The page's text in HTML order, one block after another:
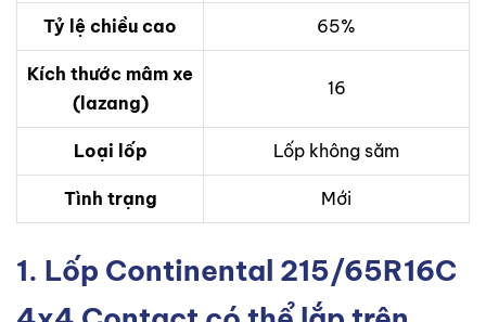
Tỷ lệ chiều cao 65%
Kích thước mâm xe
(lazang)
16
Loại lốp Lốp không săm
Tình trạng Mới
1. Lốp Continental 215/65R16C